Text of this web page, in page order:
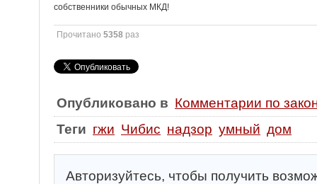
собственники обычных МКД!
Прочитано 5358 раз
Опубликовано в Комментарии по
Теги гжи Чибис надзор умный дом
Авторизуйтесь, чтобы получить